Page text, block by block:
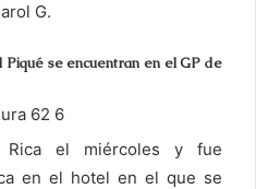
G.
se encuentran en el GP de
Rica el miércoles y fue
en el hotel en el que se